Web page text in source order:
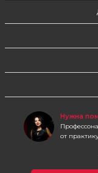
Нужна
от